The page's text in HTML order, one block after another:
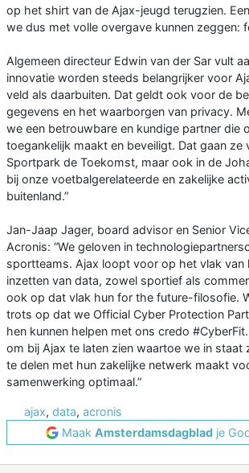
op het shirt van de Ajax-jeugd terugzien.
we dus met volle overgave kunnen zeggen:
Algemeen directeur Edwin van der Sar vult
innovatie worden steeds belangrijker voor
veld als daarbuiten. Dat geldt ook voor de
gegevens en het waarborgen van privacy.
we een betrouwbare en kundige partner die
toegankelijk maakt en beveiligt. Dat gaan ze
Sportpark de Toekomst, maar ook in de
bij onze voetbalgerelateerde en zakelijke
buitenland.”
Jan-Jaap Jager, board advisor en Senior
Acronis: “We geloven in
sportteams. Ajax loopt voor op het vlak van
inzetten van data, zowel sportief als
ook op dat vlak hun for the future-filosofie.
trots op dat we Official Cyber Protection
hen kunnen helpen met ons credo
om bij Ajax te laten zien waartoe we in staat
te delen met hun zakelijke netwerk maakt
samenwerking optimaal.”
ajax, data, acronis
Maak Amsterdamsdagblad je